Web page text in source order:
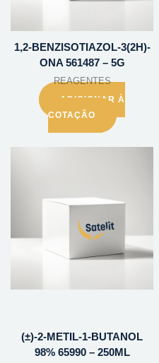
1,2-BENZISOTIAZOL-3(2H)-
ONA 561487 – 5G
REAGENTES
ADICIONAR À
COTAÇÃO
(±)-2-METIL-1-BUTANOL
98% 65990 – 250ML